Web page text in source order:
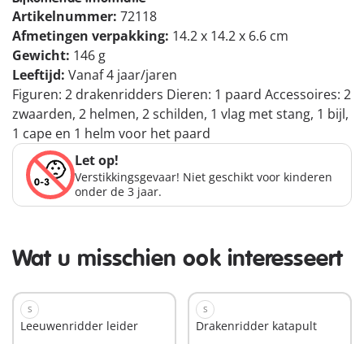
Artikelnummer: 72118
Afmetingen verpakking: 14.2 x 14.2 x 6.6 cm
Gewicht: 146 g
Leeftijd: Vanaf 4 jaar/jaren
Figuren: 2 drakenridders Dieren: 1 paard Accessoires: 2
zwaarden, 2 helmen, 2 schilden, 1 vlag met stang, 1 bijl,
1 cape en 1 helm voor het paard
Let op!
Verstikkingsgevaar! Niet geschikt voor kinderen
onder de 3 jaar.
Wat u misschien ook interesseert
S
Leeuwenridder leider
S
Drakenridder katapult